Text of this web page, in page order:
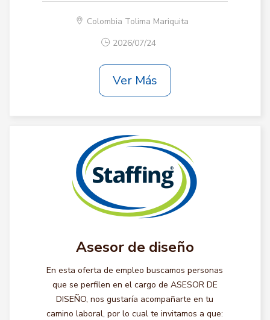
Colombia Tolima Mariquita
2026/07/24
Ver Más
Asesor de diseño
En esta oferta de empleo buscamos personas
que se perfilen en el cargo de ASESOR DE
DISEÑO, nos gustaría acompañarte en tu
camino laboral, por lo cual te invitamos a que: